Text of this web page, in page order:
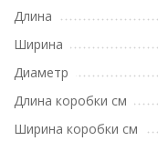
Длина
Ширина
Диаметр
Длина коробки см
Ширина коробки см